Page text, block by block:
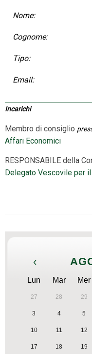
Nome:
Cognome:
Tipo:
Email:
Incarichi
Membro di consiglio
Affari Economici
RESPONSABILE della
Delegato Vescovile per
‹
Lun Mar Mer
27 28 29
3 4 5
10 11 12
17 18 19